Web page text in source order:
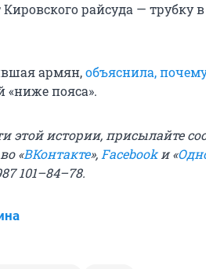
райсуда — трубку
армян,объяснила,
«ниже пояса».
этой истории, присылайте
«ВКонтакте», Facebookи «
101–84–78.